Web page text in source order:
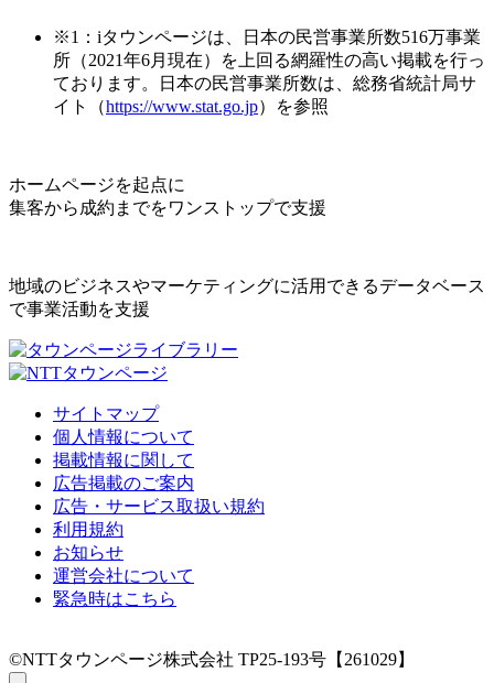
※1：iタウンページは、日本の民営事業所数516万事業
所（2021年6月現在）を上回る網羅性の高い掲載を行っ
ております。日本の民営事業所数は、総務省統計局サ
イト（https://www.stat.go.jp）を参照
ホームページを起点に
集客から成約までをワンストップで支援
地域のビジネスやマーケティングに活用できるデータベース
で事業活動を支援
サイトマップ
個人情報について
掲載情報に関して
広告掲載のご案内
広告・サービス取扱い規約
利用規約
お知らせ
運営会社について
緊急時はこちら
©NTTタウンページ株式会社 TP25-193号【261029】